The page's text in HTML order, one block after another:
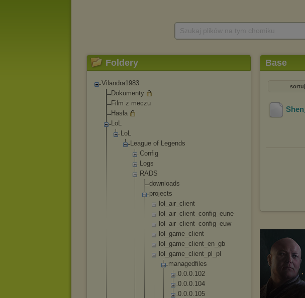
Foldery
Vilandra1983
Dokumenty
Film z meczu
Hasła
LoL
LoL
League of Legends
Config
Logs
RADS
downl oads
projects
lo
air_ cl ient
lo
air_ cl ient _config_ eune
lo
air_ cl ient _config_ euw
lo
game _c lient
lo
game _c lient_ en _gb
lo
game _c lient_ pl _p
managedfi es
0.0.0.102
0.0.0.104
0.0.0.105
Base